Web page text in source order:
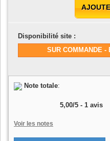
Disponibilité site :
SUR COMMANDE
Note totale:
5,00/5 - 1 avis
Voir les notes